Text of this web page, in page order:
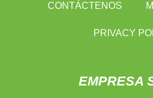
CONTÁCTENOS
PRIVACY
EMPRESA